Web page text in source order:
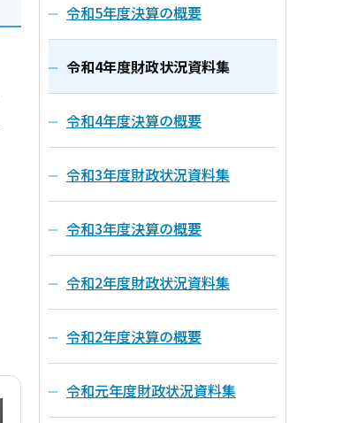
令和5年度決算の概要
令和4年度財政状況資料集
令和4年度決算の概要
令和3年度財政状況資料集
令和3年度決算の概要
令和2年度財政状況資料集
令和2年度決算の概要
令和元年度財政状況資料集